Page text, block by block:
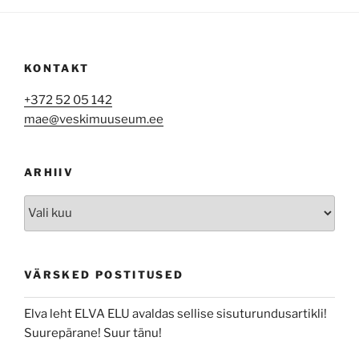
KONTAKT
+372 52 05 142
mae@veskimuuseum.ee
ARHIIV
VÄRSKED POSTITUSED
Elva leht ELVA ELU avaldas sellise sisuturundusartikli!
Suurepärane! Suur tänu!